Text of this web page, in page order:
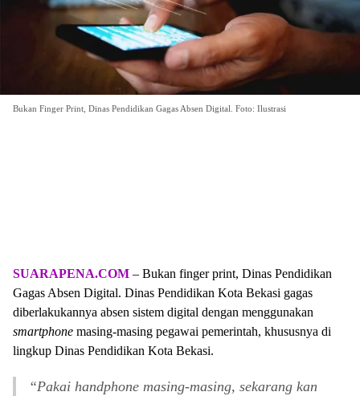
Bukan Finger Print, Dinas Pendidikan Gagas Absen Digital. Foto: Ilustrasi
SUARAPENA.COM – Bukan finger print, Dinas Pendidikan
Gagas Absen Digital. Dinas Pendidikan Kota Bekasi gagas
diberlakukannya absen sistem digital dengan menggunakan
smartphone masing-masing pegawai pemerintah, khususnya di
lingkup Dinas Pendidikan Kota Bekasi.
“Pakai handphone masing-masing, sekarang kan